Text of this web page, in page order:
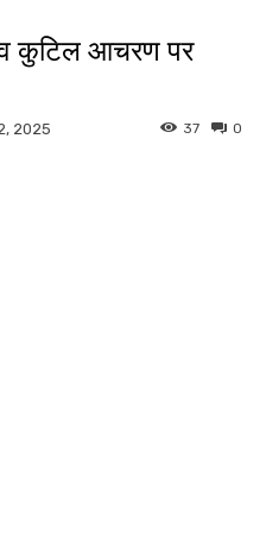
व कुटिल आचरण पर
2025 0
37